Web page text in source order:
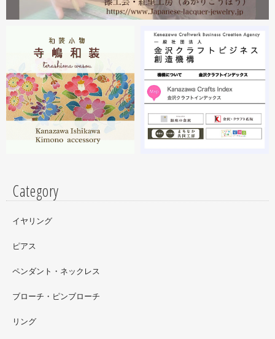
2月19日から23日まで 東京・上野の森美術館で開催中の
『第28回 日本の美術展』に出展しています。
2023.02
昨年初めからT-BASE銀座ギャラリーさんのご依頼で螺鈿
細工のソフビフィギュア装飾のお仕事させていただいてま
す。広面積への螺鈿細工や蒔絵となりますのでかなりの高
額品になりますがご好評のようで嬉しい限りです(^^)写真
はドラマに登場していたキャラクターです。
Category
イヤリング
ピアス
ペンダント・ネックレス
ブローチ・ピンブローチ
リング